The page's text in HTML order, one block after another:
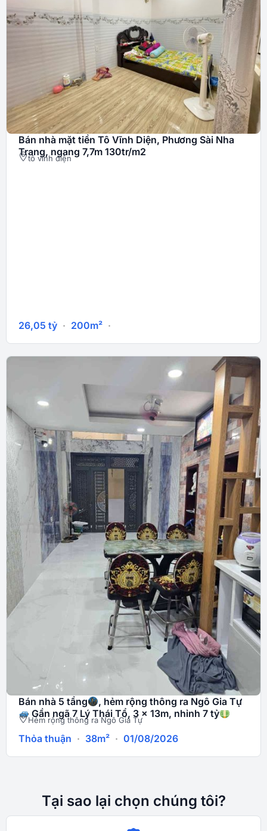
Bán nhà mặt tiền Tô Vĩnh Diện, Phương Sài Nha
Trang, ngang 7,7m 130tr/m2
tô vĩnh diện
26,05 tỷ · 200m² ·
Bán nhà 5 tầng
, hẻm rộng thông ra Ngô Gia Tự
Gần ngã 7 Lý Thái Tổ, 3 x 13m, nhỉnh 7 tỷ
Hẻm rộng thông ra Ngô Gia Tự
Thỏa thuận · 38m² · 01/08/2026
Tại sao lại chọn chúng tôi?